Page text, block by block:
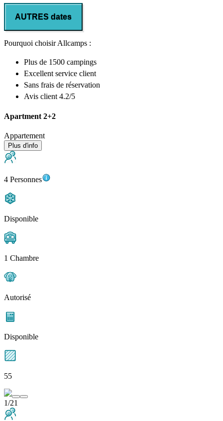
AUTRES dates
Pourquoi choisir Allcamps :
Plus de 1500 campings
Excellent service client
Sans frais de réservation
Avis client 4.2/5
Apartment 2+2
Appartement
Plus d'info
4 Personnes
Disponible
1 Chambre
Autorisé
Disponible
55
1/21